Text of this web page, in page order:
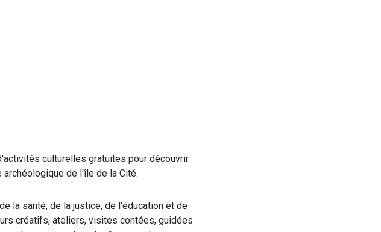
culturelles gratuites pour découvrir
de l'île de la Cité.
la santé, de la justice, de l'éducation et de
créatifs, ateliers, visites contées, guidées